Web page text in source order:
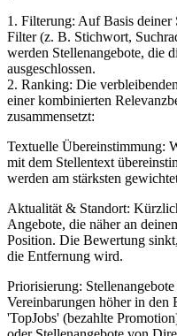
1. Filterung: Auf Basis deiner
Filter (z. B. Stichwort,
werden Stellenangebote, die
ausgeschlossen.
2. Ranking: Die
einer kombinierten
zusammensetzt:
Textuelle Übereinstimmung:
mit dem Stellentext
werden am stärksten
Aktualität & Standort:
Angebote, die näher an
Position. Die Bewertung
die Entfernung wird.
Priorisierung:
Vereinbarungen höher in den
'TopJobs' (bezahlte